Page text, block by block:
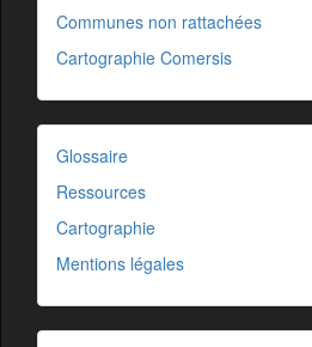
Communes non rattachées
Cartographie Comersis
Glossaire
Ressources
Cartographie
Mentions légales